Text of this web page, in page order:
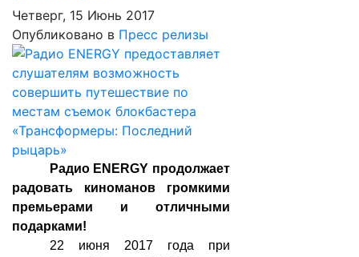
Четверг, 15 Июнь 2017
Опубликовано в Пресс релизы
Радио ENERGY продолжает
радовать киноманов громкими
премьерами и отличными
подарками!
22 июня 2017 года при